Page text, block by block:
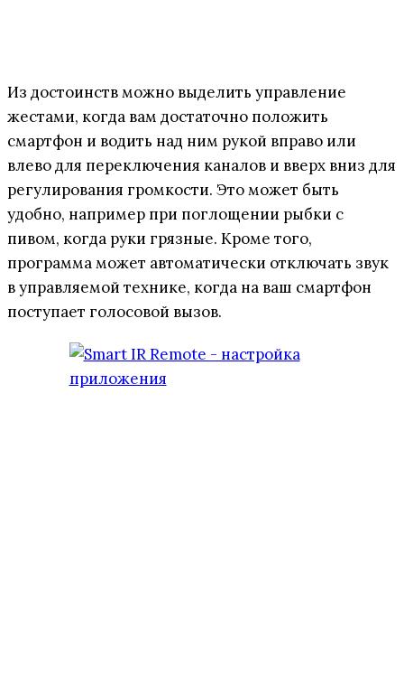
Из достоинств можно выделить управление
жестами, когда вам достаточно положить
смартфон и водить над ним рукой вправо или
влево для переключения каналов и вверх вниз для
регулирования громкости. Это может быть
удобно, например при поглощении рыбки с
пивом, когда руки грязные. Кроме того,
программа может автоматически отключать звук
в управляемой технике, когда на ваш смартфон
поступает голосовой вызов.